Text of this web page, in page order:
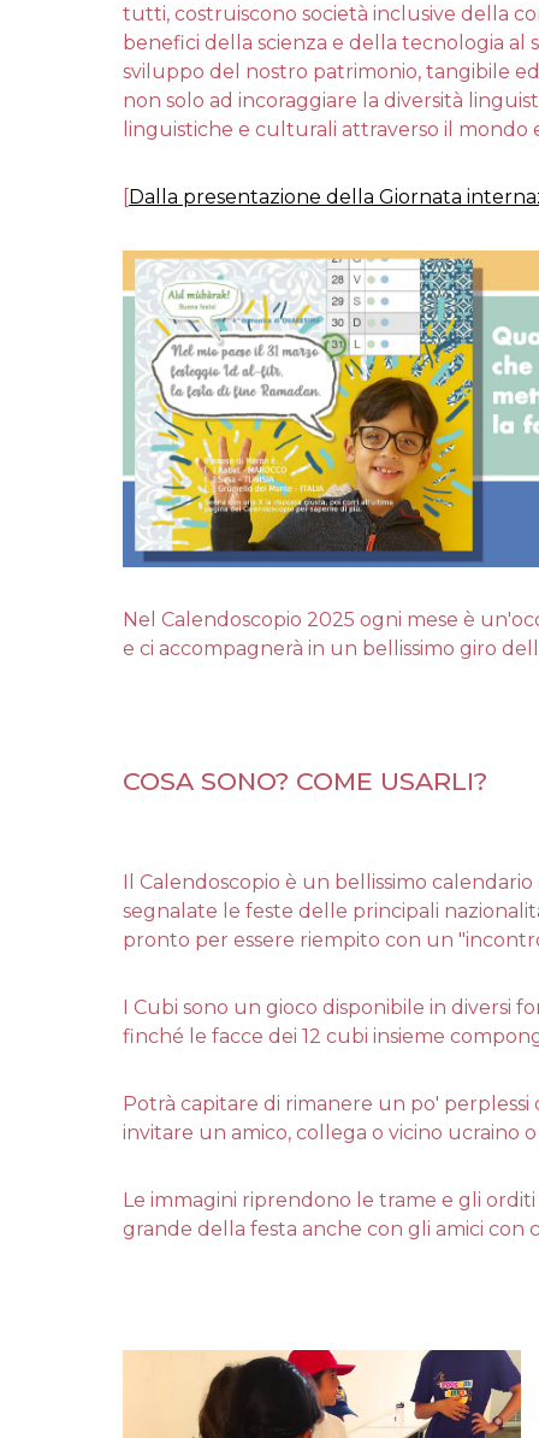
tutti, costruiscono società inclusive della
benefici della scienza e della tecnologia
sviluppo del nostro patrimonio, tangibile
non solo ad incoraggiare la diversità
linguistiche e culturali attraverso il mondo
Dalla presentazione della Giornata
Nel Calendoscopio 2025 ogni mese è
e ci accompagnerà in un bellissimo giro
COSA SONO? COME USARLI?
Il Calendoscopio è un bellissimo
segnalate le feste delle principali
pronto per essere riempito con un
I Cubi sono un gioco disponibile in diversi
finché le facce dei 12 cubi insieme
Potrà capitare di rimanere un po'
invitare un amico, collega o vicino ucraino
Le immagini riprendono le trame e gli
grande della festa anche con gli amici con